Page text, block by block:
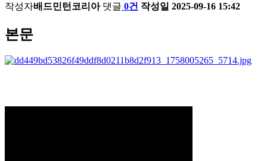
작성자배드민턴코리아 댓글 0건 작성일 2025-09-16 15:42
본문